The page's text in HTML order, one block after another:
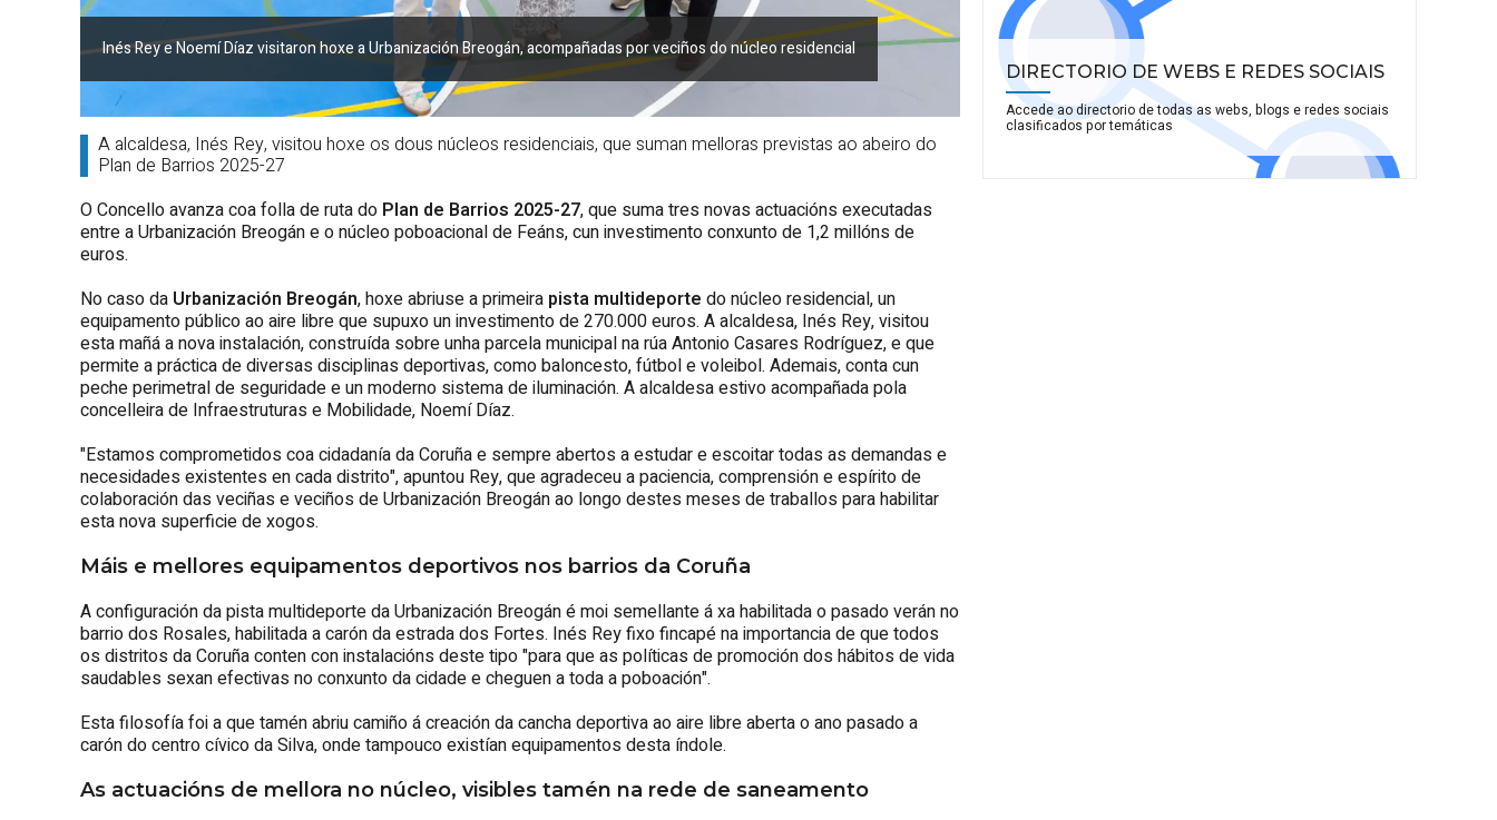
Inés Rey e Noemí Díaz visitaron hoxe a Urbanización Breogán, acompañadas por veciños do núcleo residencial
A alcaldesa, Inés Rey, visitou hoxe os dous núcleos residenciais, que suman melloras previstas ao abeiro do
Plan de Barrios 2025-27
O Concello avanza coa folla de ruta do Plan de Barrios 2025-27, que suma tres novas actuacións executadas
entre a Urbanización Breogán e o núcleo poboacional de Feáns, cun investimento conxunto de 1,2 millóns de
euros.
No caso da Urbanización Breogán, hoxe abriuse a primeira pista multideporte do núcleo residencial, un
equipamento público ao aire libre que supuxo un investimento de 270.000 euros. A alcaldesa, Inés Rey, visitou
esta mañá a nova instalación, construída sobre unha parcela municipal na rúa Antonio Casares Rodríguez, e que
permite a práctica de diversas disciplinas deportivas, como baloncesto, fútbol e voleibol. Ademais, conta cun
peche perimetral de seguridade e un moderno sistema de iluminación. A alcaldesa estivo acompañada pola
concelleira de Infraestruturas e Mobilidade, Noemí Díaz.
"Estamos comprometidos coa cidadanía da Coruña e sempre abertos a estudar e escoitar todas as demandas e
necesidades existentes en cada distrito", apuntou Rey, que agradeceu a paciencia, comprensión e espírito de
colaboración das veciñas e veciños de Urbanización Breogán ao longo destes meses de traballos para habilitar
esta nova superficie de xogos.
Máis e mellores equipamentos deportivos nos barrios da Coruña
A configuración da pista multideporte da Urbanización Breogán é moi semellante á xa habilitada o pasado verán no
barrio dos Rosales, habilitada a carón da estrada dos Fortes. Inés Rey fixo fincapé na importancia de que todos
os distritos da Coruña conten con instalacións deste tipo "para que as políticas de promoción dos hábitos de vida
saudables sexan efectivas no conxunto da cidade e cheguen a toda a poboación".
Esta filosofía foi a que tamén abriu camiño á creación da cancha deportiva ao aire libre aberta o ano pasado a
carón do centro cívico da Silva, onde tampouco existían equipamentos desta índole.
As actuacións de mellora no núcleo, visibles tamén na rede de saneamento
DIRECTORIO DE WEBS E REDES SOCIAIS
Accede ao directorio de todas as webs, blogs e redes sociais
clasificados por temáticas